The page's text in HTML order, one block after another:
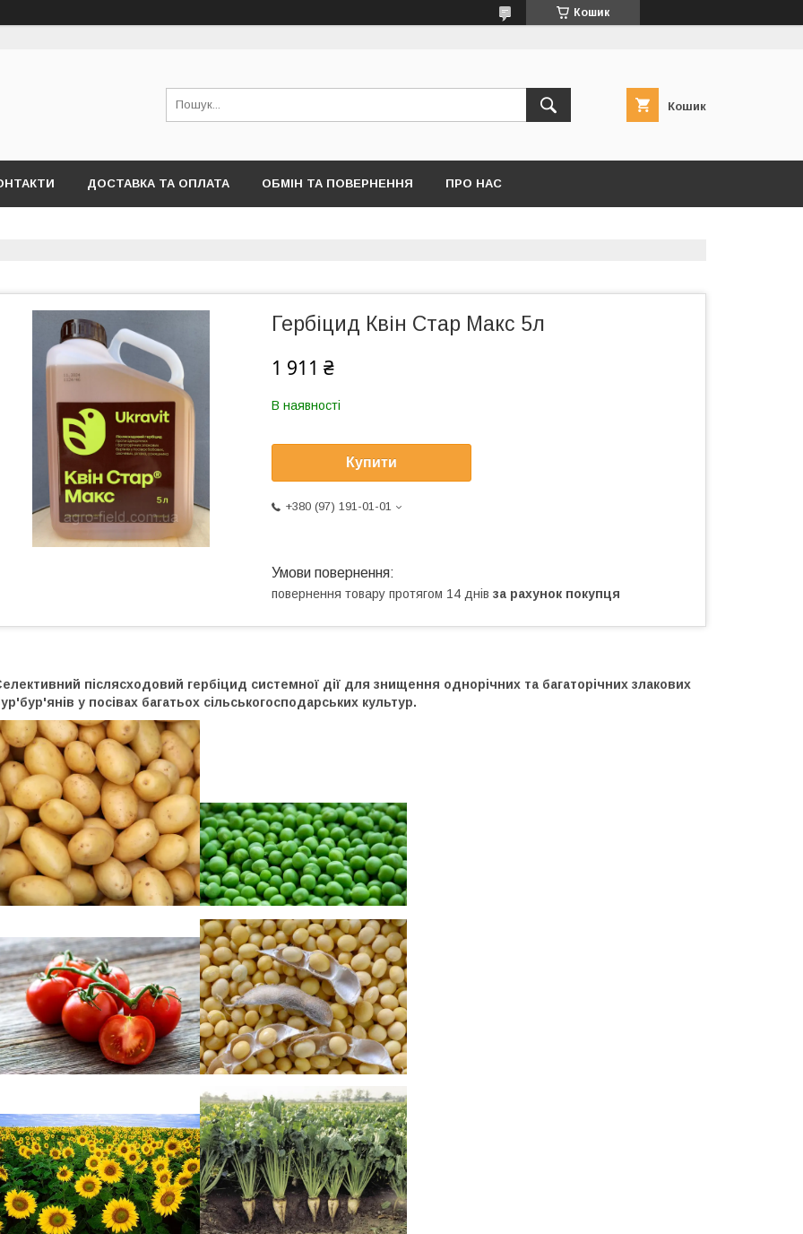
Кошик
Кошик
ДОСТАВКА ТА ОПЛАТА ОБМІН ТА ПОВЕРНЕННЯ ПРО НАС
Гербіцид Квін Стар Макс 5л
1 911 ₴
В наявності
Купити
+380 (97) 191-01-01
повернення товару протягом 14 днів за рахунок покупця
післясходовий гербіцид системної дії для знищення однорічних та багаторічних злакових
у посівах багатьох сільськогосподарських культур.